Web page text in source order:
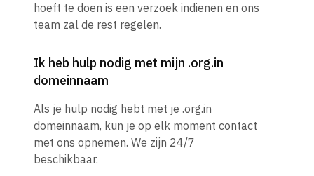
hoeft te doen is een verzoek indienen en ons
team zal de rest regelen.
Ik heb hulp nodig met mijn .org.in
domeinnaam
Als je hulp nodig hebt met je .org.in
domeinnaam, kun je op elk moment contact
met ons opnemen. We zijn 24/7
beschikbaar.